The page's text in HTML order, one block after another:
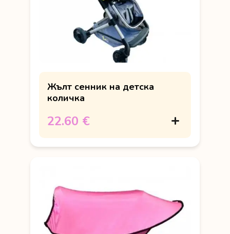
Жълт сенник на детска
количка
22.60 €